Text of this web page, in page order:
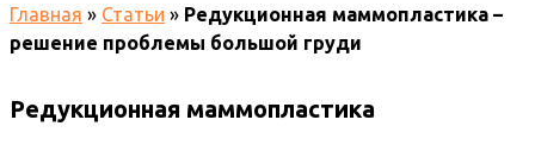
Главная » Статьи » Редукционная маммопластика –
решение проблемы большой груди
Редукционная маммопластика